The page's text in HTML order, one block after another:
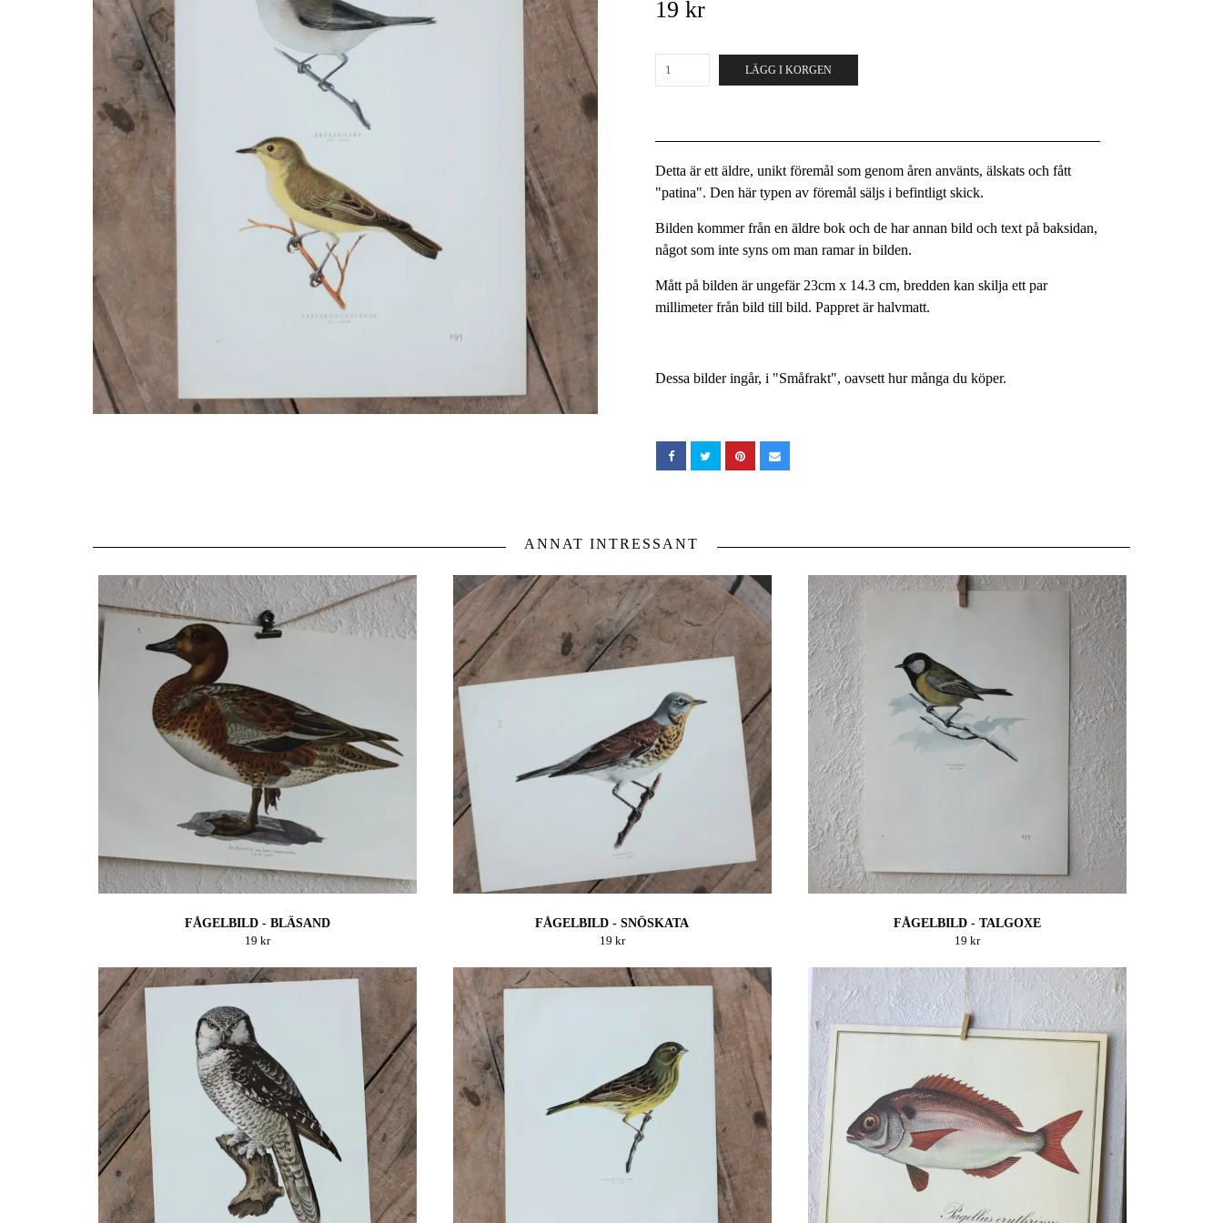
19 kr
LÄGG I KORGEN
Detta är ett äldre, unikt föremål som genom åren använts, älskats och fått
"patina". Den här typen av föremål säljs i befintligt skick.
Bilden kommer från en äldre bok och de har annan bild och text på baksidan,
något som inte syns om man ramar in bilden.
Mått på bilden är ungefär 23cm x 14.3 cm, bredden kan skilja ett par
millimeter från bild till bild. Pappret är halvmatt.
Dessa bilder ingår, i "Småfrakt", oavsett hur många du köper.
ANNAT INTRESSANT
FÅGELBILD - BLÄSAND
19 kr
FÅGELBILD - SNÖSKATA
19 kr
FÅGELBILD - TALGOXE
19 kr